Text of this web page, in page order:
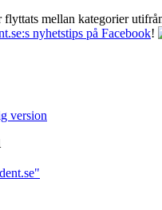
flyttats mellan kategorier
nyhetstips på Facebook!
version